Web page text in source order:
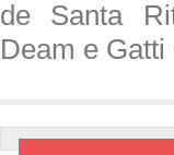
de Santa
Deam e